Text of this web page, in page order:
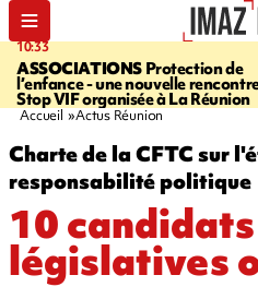
10:33
ASSOCIATIONSProtection de
l’enfance - une nouvelle
Stop VIF organisée à La Réunion
Accueil Actus Réunion
Charte de la CFTC sur
responsabilité politique
10
législatives